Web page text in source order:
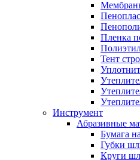
Пленка
Тент
Инструмент
Абразивные
Бумага
Губки
Круги